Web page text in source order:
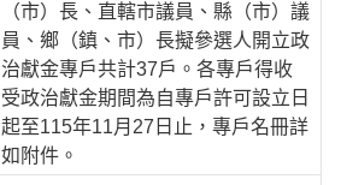
（市）長、直轄市議員、縣（市）議
員、鄉（鎮、市）長擬參選人開立政
治獻金專戶共計37戶。各專戶得收
受政治獻金期間為自專戶許可設立日
起至115年11月27日止，專戶名冊詳
如附件。